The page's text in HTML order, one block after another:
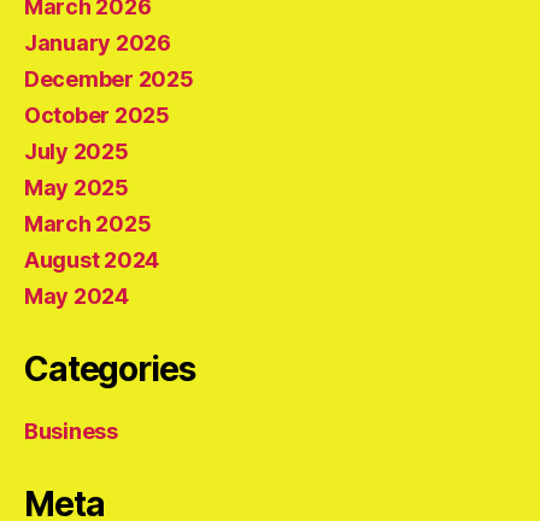
March 2026
January 2026
December 2025
October 2025
July 2025
May 2025
March 2025
August 2024
May 2024
Categories
Business
Meta